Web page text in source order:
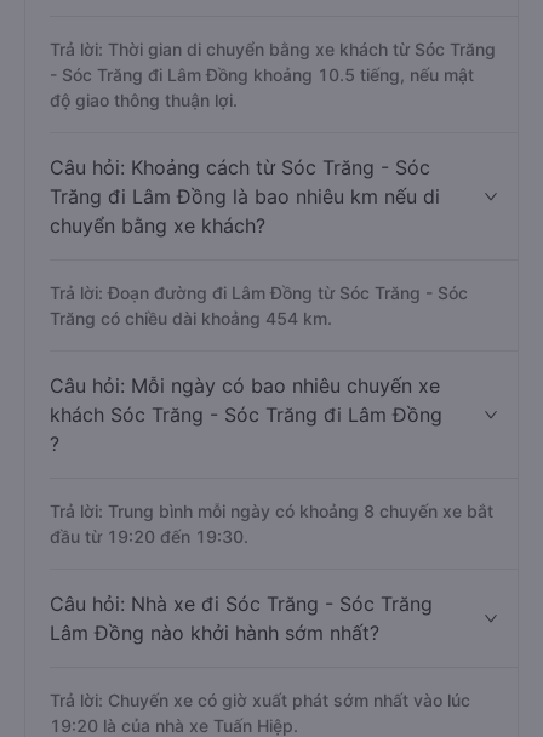
Trả lời: Thời gian di chuyển bằng xe khách từ Sóc Trăng
- Sóc Trăng đi Lâm Đồng khoảng 10.5 tiếng, nếu mật
độ giao thông thuận lợi.
Câu hỏi: Khoảng cách từ Sóc Trăng - Sóc
Trăng đi Lâm Đồng là bao nhiêu km nếu di
chuyển bằng xe khách?
Trả lời: Đoạn đường đi Lâm Đồng từ Sóc Trăng - Sóc
Trăng có chiều dài khoảng 454 km.
Câu hỏi: Mỗi ngày có bao nhiêu chuyến xe
khách Sóc Trăng - Sóc Trăng đi Lâm Đồng
?
Trả lời: Trung bình mỗi ngày có khoảng 8 chuyến xe bắt
đầu từ 19:20 đến 19:30.
Câu hỏi: Nhà xe đi Sóc Trăng - Sóc Trăng
Lâm Đồng nào khởi hành sớm nhất?
Trả lời: Chuyến xe có giờ xuất phát sớm nhất vào lúc
19:20 là của nhà xe Tuấn Hiệp.